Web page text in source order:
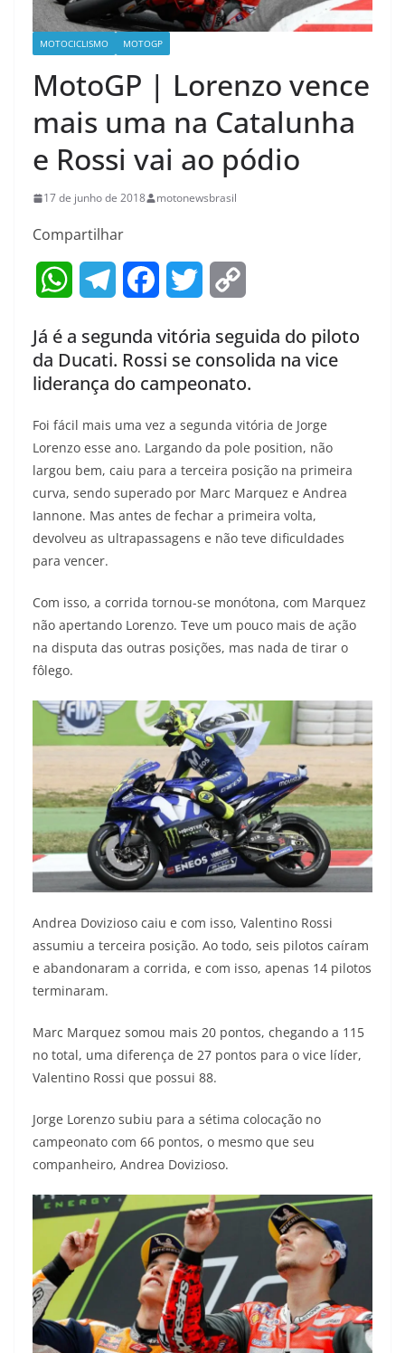
MOTOCICLISMO MOTOGP
MotoGP | Lorenzo vence
mais uma na Catalunha
e Rossi vai ao pódio
17 de junho de 2018 motonewsbrasil
Compartilhar
W
a
t
s
A
p
p
e
g
a
m
c
e
b
o
o
k
i
t
t
r
p
y
L
n
k
Já é a segunda vitória seguida do piloto
da Ducati. Rossi se consolida na vice
liderança do campeonato.
Foi fácil mais uma vez a segunda vitória de Jorge
Lorenzo esse ano. Largando da pole position, não
largou bem, caiu para a terceira posição na primeira
curva, sendo superado por Marc Marquez e Andrea
Iannone. Mas antes de fechar a primeira volta,
devolveu as ultrapassagens e não teve dificuldades
para vencer.
Com isso, a corrida tornou-se monótona, com Marquez
não apertando Lorenzo. Teve um pouco mais de ação
na disputa das outras posições, mas nada de tirar o
fôlego.
Andrea Dovizioso caiu e com isso, Valentino Rossi
assumiu a terceira posição. Ao todo, seis pilotos caíram
e abandonaram a corrida, e com isso, apenas 14 pilotos
terminaram.
Marc Marquez somou mais 20 pontos, chegando a 115
no total, uma diferença de 27 pontos para o vice líder,
Valentino Rossi que possui 88.
Jorge Lorenzo subiu para a sétima colocação no
campeonato com 66 pontos, o mesmo que seu
companheiro, Andrea Dovizioso.